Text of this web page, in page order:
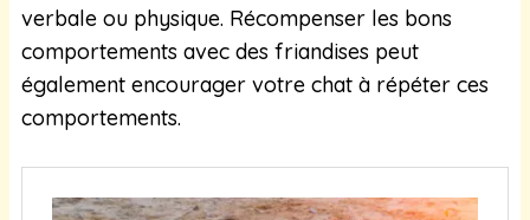
verbale ou physique. Récompenser les bons
comportements avec des friandises peut
également encourager votre chat à répéter ces
comportements.